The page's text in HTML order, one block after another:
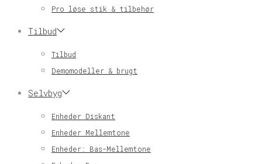
Pro løse stik & tilbehør
Tilbud
Tilbud
Demomodeller & brugt
Selvbyg
Enheder Diskant
Enheder Mellemtone
Enheder: Bas-Mellemtone